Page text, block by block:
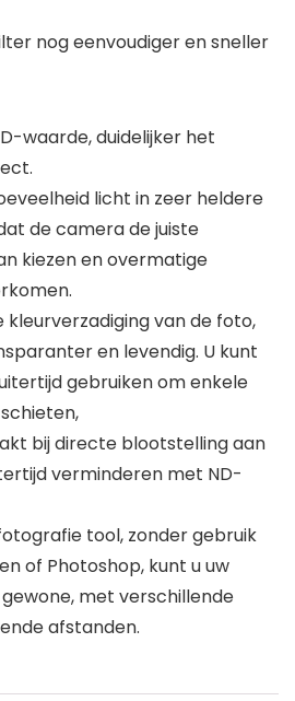
nog eenvoudiger en sneller
waarde, duidelijker het
licht in zeer heldere
de camera de juiste
kiezen en overmatige
van de foto,
en levendig. U kunt
gebruiken om enkele
bij directe blootstelling aan
verminderen met ND-
tool, zonder gebruik
of Photoshop, kunt u uw
met verschillende
afstanden.